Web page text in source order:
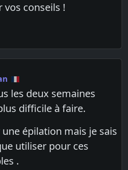
vos conseils !
les deux semaines
difficile à faire.
une épilation mais je sais
utiliser pour ces
.